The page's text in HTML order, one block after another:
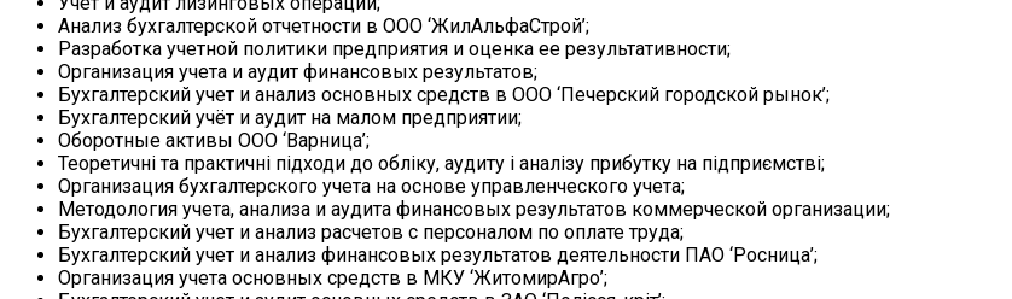
Анализ бухгалтерской отчетности в ООО ‘ЖилАльфаСтрой’;
Разработка учетной политики предприятия и оценка ее результативности;
Организация учета и аудит финансовых результатов;
Бухгалтерский учет и анализ основных средств в ООО ‘Печерский городской рынок’;
Бухгалтерский учёт и аудит на малом предприятии;
Оборотные активы ООО ‘Варница’;
Теоретичні та практичні підходи до обліку, аудиту і аналізу прибутку на підприємстві;
Организация бухгалтерского учета на основе управленческого учета;
Методология учета, анализа и аудита финансовых результатов коммерческой организации;
Бухгалтерский учет и анализ расчетов с персоналом по оплате труда;
Бухгалтерский учет и анализ финансовых результатов деятельности ПАО ‘Росница’;
Организация учета основных средств в МКУ ‘ЖитомирАгро’;